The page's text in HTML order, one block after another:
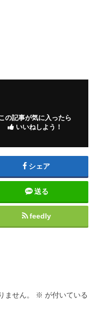
の記事が気に入ったら
いいねしよう！
シェア
送る
feedly
ません。 ※ が付いている